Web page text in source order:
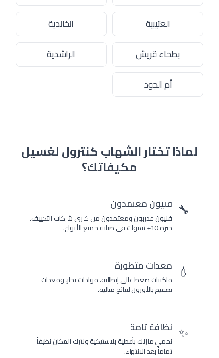
العتيبية
الخالدية
بطحاء قريش
الراشدية
أم الجود
لماذا تختار الشهاب كنترول لغسيل
مكيفاتك؟
🔧 فنيون معتمدون
فنيون مدربون ومعتمدون من كبرى شركات التكييف.
خبرة 10+ سنوات في صيانة جميع الأنواع.
💧 معدات متطورة
ماكينات ضغط عالي إيطالية، مولدات بخار، ومعدات
تعقيم بالأوزون لنتائج مثالية.
✨ نظافة تامة
نحمي منزلك بأغطية بلاستيكية ونترك المكان نظيفاً
تماماً بعد الانتهاء.